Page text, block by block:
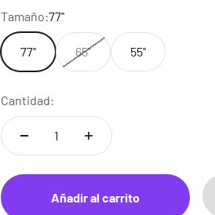
Tamaño:77''
77'' 65'' 55''
Cantidad:
Añadir al carrito